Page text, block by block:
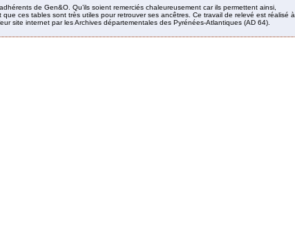
de Gen&O. Qu’ils soient remerciés chaleureusement car ils permettent ainsi,
ces tables sont très utiles pour retrouver ses ancêtres. Ce travail de relevé est réalisé à
site internet par les Archives départementales des Pyrénées-Atlantiques (AD 64).